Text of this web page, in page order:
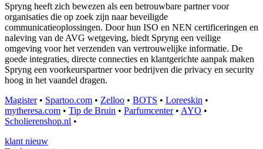
Spryng heeft zich bewezen als een betrouwbare partner voor
organisaties die op zoek zijn naar beveiligde
communicatieoplossingen. Door hun ISO en NEN certificeringen en
naleving van de AVG wetgeving, biedt Spryng een veilige
omgeving voor het verzenden van vertrouwelijke informatie. De
goede integraties, directe connecties en klantgerichte aanpak maken
Spryng een voorkeurspartner voor bedrijven die privacy en security
hoog in het vaandel dragen.
Magister• Spartoo.com • Zelloo • BOTS • Loreeskin •
mytheresa.com • Tip de Bruin • Parfumcenter• AYO •
Scholierenshop.nl •
klant nieuw